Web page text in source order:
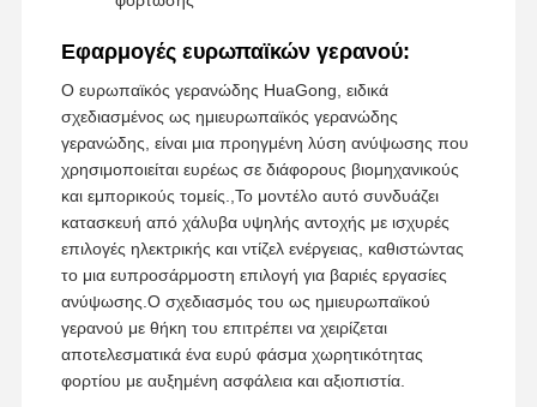
Αρπαγές
Γερανός
Κινητήρας ταχυτήτων & φρένο
Ανυψωτήρας
Εξοπλισμός μεταφορών
Συσκευές ανύψωσης
Συσκευές γερανού
Εφαρμογές ευρωπαϊκών γερανού:
Ο ευρωπαϊκός γερανώδης HuaGong, ειδικά
σχεδιασμένος ως ημιευρωπαϊκός γερανώδης
γερανώδης, είναι μια προηγμένη λύση ανύψωσης που
χρησιμοποιείται ευρέως σε διάφορους βιομηχανικούς
και εμπορικούς τομείς.,Το μοντέλο αυτό συνδυάζει
κατασκευή από χάλυβα υψηλής αντοχής με ισχυρές
επιλογές ηλεκτρικής και ντίζελ ενέργειας, καθιστώντας
το μια ευπροσάρμοστη επιλογή για βαριές εργασίες
ανύψωσης.Ο σχεδιασμός του ως ημιευρωπαϊκού
γερανού με θήκη του επιτρέπει να χειρίζεται
αποτελεσματικά ένα ευρύ φάσμα χωρητικότητας
φορτίου με αυξημένη ασφάλεια και αξιοπιστία.